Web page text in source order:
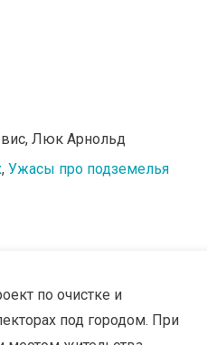
Люк Арнольд
, Ужасы про подземелья
по очистке и
под городом. При